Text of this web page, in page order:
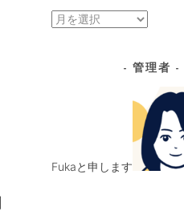
ア
管理者
Fukaと申します